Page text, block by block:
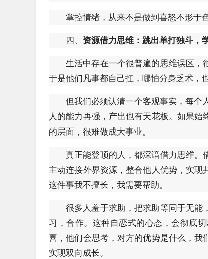
掌控情绪，从来不是做到喜怒不形于
四、 资源借力思维：跳出单打独斗，
生活中存在一个很普遍的思维误区，
于是他们凡事都自己扛，哪怕分身乏术，
但我们必须认清一个客观事实，每个
人的能力再强，产出也有天花板。如果
的层面，很难做成大事业。
真正能登顶的人，都深谙借力思维。
主动连接外界资源，整合他人优势，实
这件事我不擅长，我需要帮助。
很多人羞于求助，把求助等同于无
习，合作。这种自恋式的心态，会彻底
喜，他们会思考，对方的优势是什么，
实现双向成长。